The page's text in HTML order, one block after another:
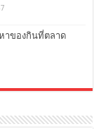
าของกินที่ตลาด